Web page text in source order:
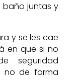
baño juntas y
y se les cae
en que si no
seguridad
no de forma